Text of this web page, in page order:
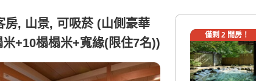
房, 山景, 可吸菸 (山側豪華
+10榻榻米+寬緣(限住7名))
僅剩 2間房！